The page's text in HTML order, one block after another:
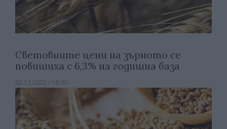
Световните цени на зърното се
повишиха с 6,3% на годишна база
02.12.2022 / 18:00